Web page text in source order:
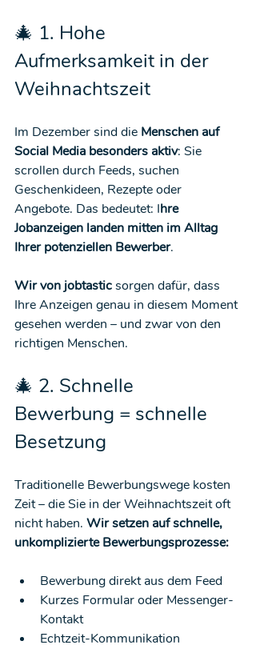
🎄 1. Hohe
Aufmerksamkeit in der
Weihnachtszeit
Im Dezember sind die Menschen auf
Social Media besonders aktiv: Sie
scrollen durch Feeds, suchen
Geschenkideen, Rezepte oder
Angebote. Das bedeutet: Ihre
Jobanzeigen landen mitten im Alltag
Ihrer potenziellen Bewerber.
Wir von jobtastic sorgen dafür, dass
Ihre Anzeigen genau in diesem Moment
gesehen werden – und zwar von den
richtigen Menschen.
🎄 2. Schnelle
Bewerbung = schnelle
Besetzung
Traditionelle Bewerbungswege kosten
Zeit – die Sie in der Weihnachtszeit oft
nicht haben. Wir setzen auf schnelle,
unkomplizierte Bewerbungsprozesse:
Bewerbung direkt aus dem Feed
Kurzes Formular oder Messenger-
Kontakt
Echtzeit-Kommunikation